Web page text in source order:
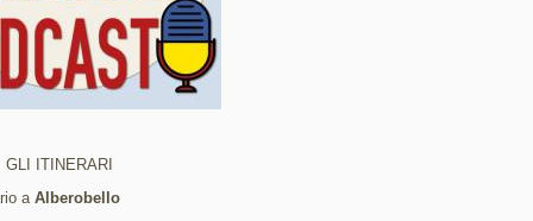
GLI ITINERARI
a Alberobello